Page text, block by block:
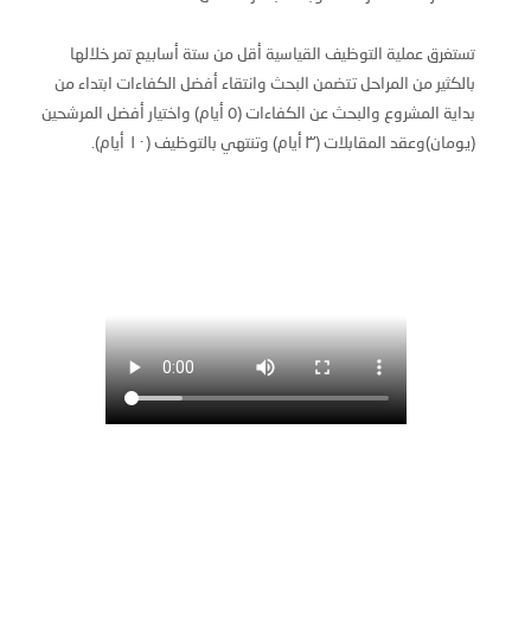
تستغرق عملية التوظيف القياسية أقل من ستة أسابيع تمر خلالها
بالكثير من المراحل تتضمن البحث وانتقاء أفضل الكفاءات ابتداء من
بداية المشروع والبحث عن الكفاءات (٥ أيام) واختيار أفضل المرشحين
(يومان)وعقد المقابلات (٣ أيام) وتنتهي بالتوظيف (١٠ أيام).